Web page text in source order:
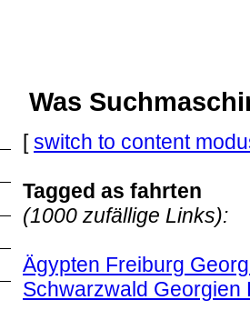
Was
[switch to content
Tagged as fahrten
(1000 zufällige Links):
Ägypten Freiburg
Schwarzwald Georgien